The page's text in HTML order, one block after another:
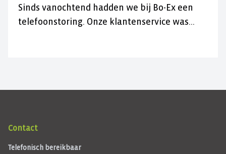
Sinds vanochtend hadden we bij Bo-Ex een
telefoonstoring. Onze klantenservice was
Contact
Telefonisch bereikbaar